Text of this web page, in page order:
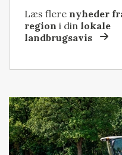
Læs flere nyheder
region i dinlokale
landbrugsavis